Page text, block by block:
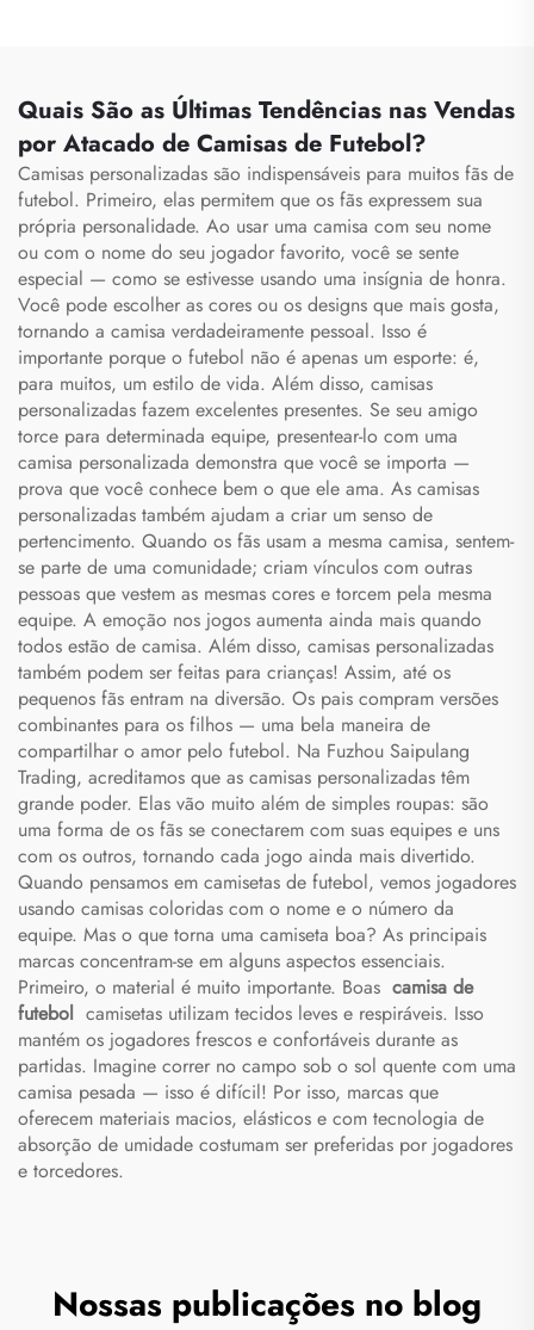
Quais São as Últimas Tendências nas Vendas
por Atacado de Camisas de Futebol?
Camisas personalizadas são indispensáveis para muitos fãs de
futebol. Primeiro, elas permitem que os fãs expressem sua
própria personalidade. Ao usar uma camisa com seu nome
ou com o nome do seu jogador favorito, você se sente
especial — como se estivesse usando uma insígnia de honra.
Você pode escolher as cores ou os designs que mais gosta,
tornando a camisa verdadeiramente pessoal. Isso é
importante porque o futebol não é apenas um esporte: é,
para muitos, um estilo de vida. Além disso, camisas
personalizadas fazem excelentes presentes. Se seu amigo
torce para determinada equipe, presentear-lo com uma
camisa personalizada demonstra que você se importa —
prova que você conhece bem o que ele ama. As camisas
personalizadas também ajudam a criar um senso de
pertencimento. Quando os fãs usam a mesma camisa, sentem-
se parte de uma comunidade; criam vínculos com outras
pessoas que vestem as mesmas cores e torcem pela mesma
equipe. A emoção nos jogos aumenta ainda mais quando
todos estão de camisa. Além disso, camisas personalizadas
também podem ser feitas para crianças! Assim, até os
pequenos fãs entram na diversão. Os pais compram versões
combinantes para os filhos — uma bela maneira de
compartilhar o amor pelo futebol. Na Fuzhou Saipulang
Trading, acreditamos que as camisas personalizadas têm
grande poder. Elas vão muito além de simples roupas: são
uma forma de os fãs se conectarem com suas equipes e uns
com os outros, tornando cada jogo ainda mais divertido.
Quando pensamos em camisetas de futebol, vemos jogadores
usando camisas coloridas com o nome e o número da
equipe. Mas o que torna uma camiseta boa? As principais
marcas concentram-se em alguns aspectos essenciais.
Primeiro, o material é muito importante. Boas camisa de
futebol camisetas utilizam tecidos leves e respiráveis. Isso
mantém os jogadores frescos e confortáveis durante as
partidas. Imagine correr no campo sob o sol quente com uma
camisa pesada — isso é difícil! Por isso, marcas que
oferecem materiais macios, elásticos e com tecnologia de
absorção de umidade costumam ser preferidas por jogadores
e torcedores.
Nossas publicações no blog